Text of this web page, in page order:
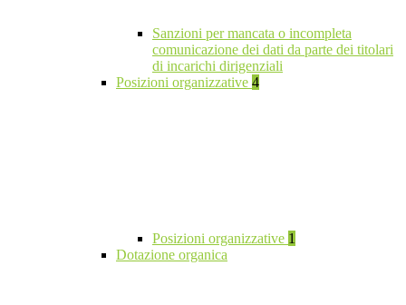
Sanzioni per mancata o incompleta
comunicazione dei dati da parte dei titolari
di incarichi dirigenziali
Posizioni organizzative 4
Posizioni organizzative 1
Dotazione organica